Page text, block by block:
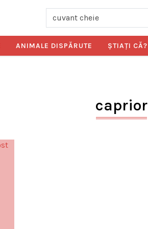
ANIMALE DISPĂRUTE ŞTIAŢI CĂ?
caprior